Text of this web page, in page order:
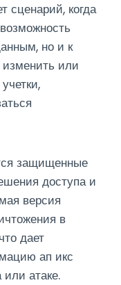
сценарий, когда
но и к
или
защищенные
доступа и
версия
в
дает
ап икс
атаке.